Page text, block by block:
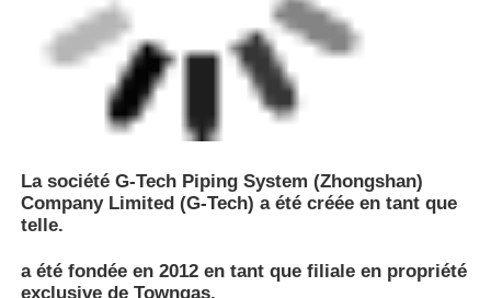
La société dispose des techniques de fabrication
de tuyaux en PE les plus avancées du pays et
d'équipements d'assurance qualité de première
classe au monde.Ceux-ci permettent d'atteindre la
norme GB de dizaines de tests de propriétés
physiquesAvec une gestion avancée, un contrôle
de qualité fiable et une équipe d'excellents
clients des produits de qualité et des solutions
totales sur le système de tuyauterie, avec un
accent sur la sécurité.
En plus des activités de fabrication de tuyaux, G-